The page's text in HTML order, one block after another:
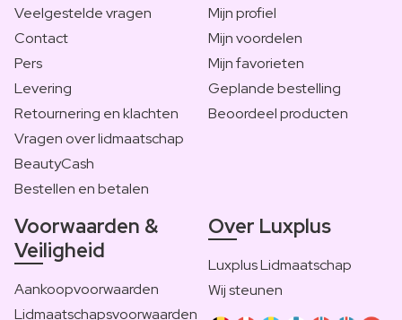
Veelgestelde vragen
Contact
Pers
Levering
Retournering en klachten
Vragen over lidmaatschap
BeautyCash
Bestellen en betalen
Mijn profiel
Mijn voordelen
Mijn favorieten
Geplande bestelling
Beoordeel producten
Voorwaarden &
Veiligheid
Aankoopvoorwaarden
Lidmaatschapsvoorwaarden
Over Luxplus
Luxplus Lidmaatschap
Wij steunen